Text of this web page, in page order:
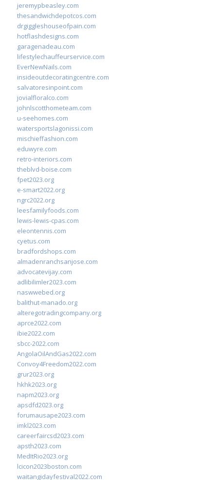
jeremypbeasley.com
thesandwichdepotcos.com
drgiggleshouseofpain.com
hotflashdesigns.com
garagenadeau.com
lifestylechauffeurservice.com
EverNewNails.com
insideoutdecoratingcentre.com
salvatoresinpoint.com
jovialfloralco.com
johnlscotthometeam.com
u-seehomes.com
watersportslagonissi.com
mischieffashion.com
eduwyre.com
retro-interiors.com
theblvd-boise.com
fpet2023.org
e-smart2022.org
ngrc2022.org
leesfamilyfoods.com
lewis-lewis-cpas.com
eleontennis.com
cyetus.com
bradfordshops.com
almadenranchsanjose.com
advocatevijay.com
adlibilimler2023.com
naswwebed.org
balithut-manado.org
alteregotradingcompany.org
aprce2022.com
ibie2022.com
sbcc-2022.com
AngolaOilAndGas2022.com
Convoy4Freedom2022.com
grur2023.org
hkhk2023.org
napm2023.org
apsdfd2023.org
forumausape2023.com
imkl2023.com
careerfaircsd2023.com
apsth2023.com
MedItRio2023.org
lcicon2023boston.com
waitangidayfestival2022.com